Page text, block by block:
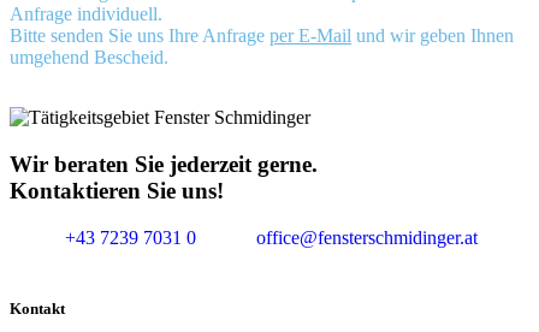
Anfrage individuell.
Bitte senden Sie uns Ihre Anfrage per E-Mail und wir geben Ihnen
umgehend Bescheid.
Wir beraten Sie jederzeit gerne.
Kontaktieren Sie uns!
+43 7239 7031 0 office@fensterschmidinger.at
Kontakt